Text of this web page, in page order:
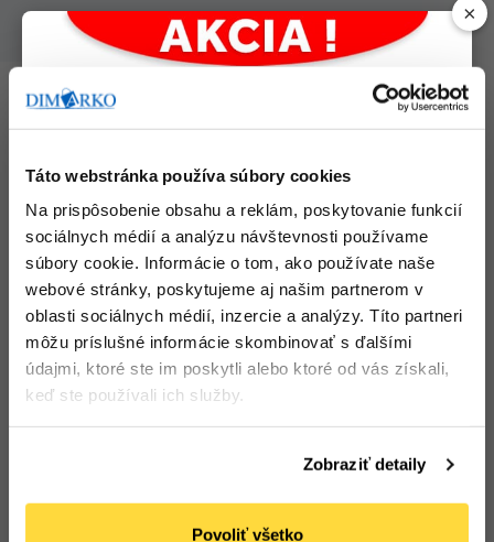
Táto webstránka používa súbory cookies
Na prispôsobenie obsahu a reklám, poskytovanie funkcií
sociálnych médií a analýzu návštevnosti používame
súbory cookie. Informácie o tom, ako používate naše
webové stránky, poskytujeme aj našim partnerom v
oblasti sociálnych médií, inzercie a analýzy. Títo partneri
môžu príslušné informácie skombinovať s ďalšími
údajmi, ktoré ste im poskytli alebo ktoré od vás získali,
keď ste používali ich služby.
Zobraziť detaily
Povoliť všetko
Popis a parametre
Popis produktu
Podobné produkty
×